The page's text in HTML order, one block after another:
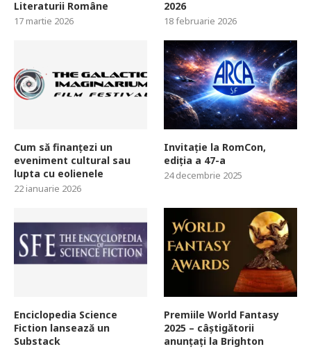
Literaturii Române
17 martie 2026
2026
18 februarie 2026
Cum să finanțezi un
eveniment cultural sau
lupta cu eolienele
22 ianuarie 2026
Invitație la RomCon,
ediția a 47-a
24 decembrie 2025
Enciclopedia Science
Fiction lansează un
Substack
Premiile World Fantasy
2025 – câștigătorii
anunțați la Brighton